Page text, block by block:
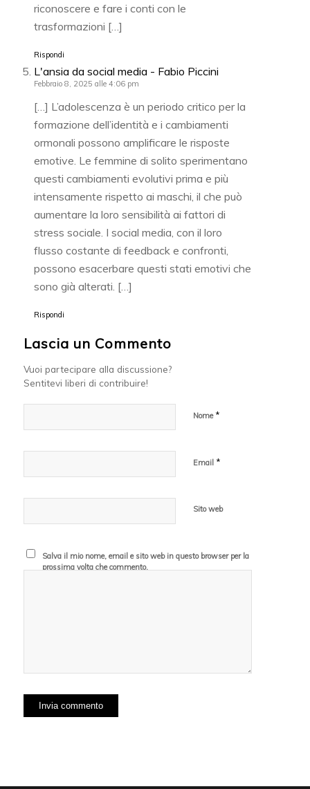
riconoscere e fare i conti con le
trasformazioni […]
Rispondi
L'ansia da social media - Fabio Piccini
Febbraio 8, 2025 alle 4:06 pm
[…] L’adolescenza è un periodo critico per la
formazione dell’identità e i cambiamenti
ormonali possono amplificare le risposte
emotive. Le femmine di solito sperimentano
questi cambiamenti evolutivi prima e più
intensamente rispetto ai maschi, il che può
aumentare la loro sensibilità ai fattori di
stress sociale. I social media, con il loro
flusso costante di feedback e confronti,
possono esacerbare questi stati emotivi che
sono già alterati. […]
Rispondi
Lascia un Commento
Vuoi partecipare alla discussione?
Sentitevi liberi di contribuire!
Nome *
Email *
Sito web
Salva il mio nome, email e sito web in questo browser per la
prossima volta che commento.